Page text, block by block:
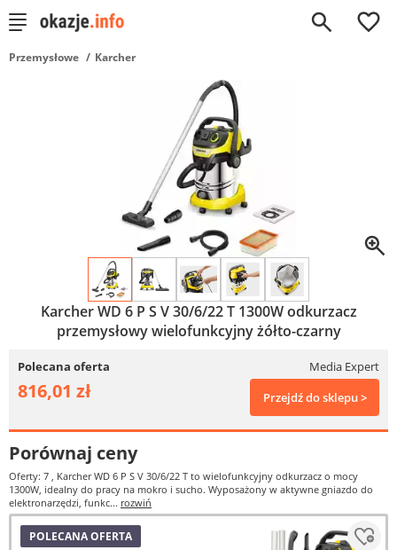
0
Przemysłowe Karcher
Karcher WD 6 P S V 30/6/22 T 1300W odkurzacz
przemysłowy wielofunkcyjny żółto-czarny
Polecana oferta Media Expert
816,01 zł Przejdź do sklepu >
Porównaj ceny
Oferty: 7 , Karcher WD 6 P S V 30/6/22 T to wielofunkcyjny odkurzacz o mocy
1300W, idealny do pracy na mokro i sucho. Wyposażony w aktywne gniazdo do
elektronarzędzi, funkc... rozwiń
POLECANA OFERTA